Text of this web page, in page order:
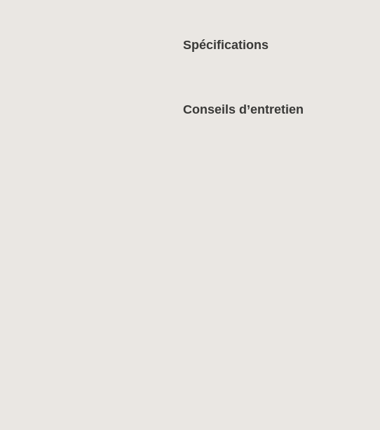
Spécifications
Conseils d’entretien